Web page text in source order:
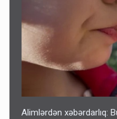
Alimlərdən xəbərdarlıq: